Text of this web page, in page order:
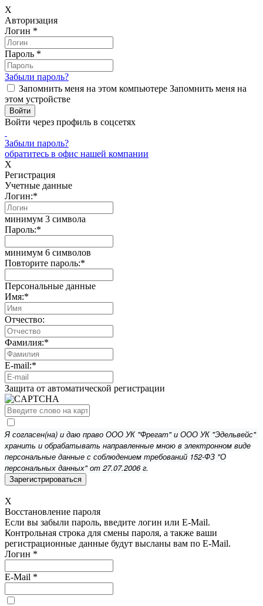
X
Авторизация
Логин *
Пароль *
Забыли пароль?
Запомнить меня на этом компьютере Запомнить меня на
этом устройстве
Войти через профиль в соцсетях
Забыли пароль?
обратитесь в офис нашей компании
X
Регистрация
Учетные данные
Логин:*
минимум 3 символа
Пароль:*
минимум 6 символов
Повторите пароль:*
Персональные данные
Имя:*
Отчество:
Фамилия:*
E-mail:*
Защита от автоматической регистрации
Я согласен(на) и даю право ООО УК "Фрегат" и ООО УК "Эдельвейс"
хранить и обрабатывать направленные мною в электронном виде
персональные данные с соблюдением требований 152-ФЗ "О
персональных данных" от 27.07.2006 г.
X
Восстановление пароля
Если вы забыли пароль, введите логин или E-Mail.
Контрольная строка для смены пароля, а также ваши
регистрационные данные будут высланы вам по E-Mail.
Логин *
E-Mail *